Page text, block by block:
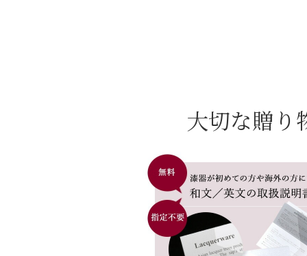
大切な贈